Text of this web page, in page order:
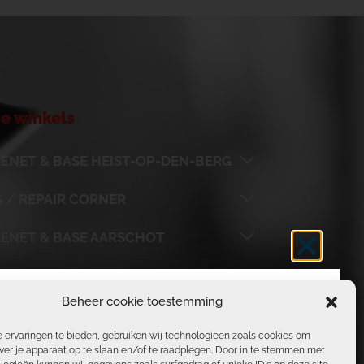
Beheer cookie toestemming
ervaringen te bieden, gebruiken wij technologieën zoals cookies om
je apparaat op te slaan en/of te raadplegen. Door in te stemmen met
winkels
& BASE HEIST-OP-DEN-BERG
VERLOF